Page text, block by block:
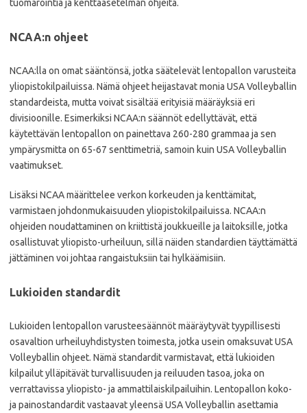
tuomarointia ja kenttäasetelman ohjeita.
NCAA:n ohjeet
NCAA:lla on omat sääntönsä, jotka säätelevät lentopallon varusteita
yliopistokilpailuissa. Nämä ohjeet heijastavat monia USA Volleyballin
standardeista, mutta voivat sisältää erityisiä määräyksiä eri
divisioonille. Esimerkiksi NCAA:n säännöt edellyttävät, että
käytettävän lentopallon on painettava 260-280 grammaa ja sen
ympärysmitta on 65-67 senttimetriä, samoin kuin USA Volleyballin
vaatimukset.
Lisäksi NCAA määrittelee verkon korkeuden ja kenttämitat,
varmistaen johdonmukaisuuden yliopistokilpailuissa. NCAA:n
ohjeiden noudattaminen on kriittistä joukkueille ja laitoksille, jotka
osallistuvat yliopisto-urheiluun, sillä näiden standardien täyttämättä
jättäminen voi johtaa rangaistuksiin tai hylkäämisiin.
Lukioiden standardit
Lukioiden lentopallon varusteesäännöt määräytyvät tyypillisesti
osavaltion urheiluyhdistysten toimesta, jotka usein omaksuvat USA
Volleyballin ohjeet. Nämä standardit varmistavat, että lukioiden
kilpailut ylläpitävät turvallisuuden ja reiluuden tasoa, joka on
verrattavissa yliopisto- ja ammattilaiskilpailuihin. Lentopallon koko-
ja painostandardit vastaavat yleensä USA Volleyballin asettamia